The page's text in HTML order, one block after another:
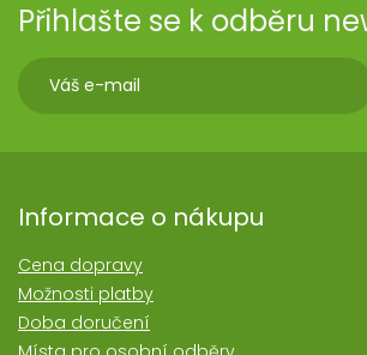
Přihlašte se k odběru
Informace o nákupu
Cena dopravy
Možnosti platby
Doba doručení